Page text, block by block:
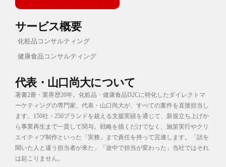
サービス概要
化粧品コンサルティング
健康食品コンサルティング
代表・山口尚大について
著書2冊・業界歴20年。化粧品・健康食品D2Cに特化したダイレクトマ
ーケティングの専門家、代表・山口尚大が、すべての案件を直接担当し
ます。 150社・250ブランドを超える支援実績を通じて、新規立ち上げか
ら事業再生まで一貫して関与。戦略を描くだけでなく、施策実行やクリ
エイティブ制作といった「実務」まで責任を持って完遂します。
「話を
聞いた人と違う担当者が来た」「途中で担当が変わった」当社ではそれ
は起こりません。